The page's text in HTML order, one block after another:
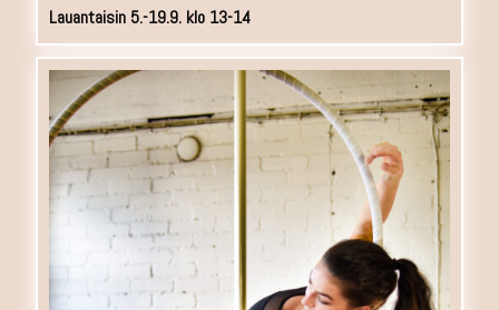
Lauantaisin 5.-19.9. klo 13-14